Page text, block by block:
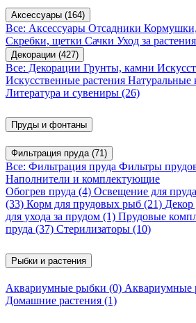
Аксессуары (164)
Все: Аксессуары Отсадники
Скребки, щетки Сачки Уход за
Декорации (427)
Все: Декорации Грунты, камни
Искусственные растения Натуральные
Литература и сувениры (26)
Пруды и фонтаны
Фильтрация пруда (71)
Все: Фильтрация пруда Фильтры
Наполнители и комплектующие
Обогрев пруда (4) Освещение для пруда
(33) Корм для прудовых рыб (21) Декор
для ухода за прудом (1) Прудовые
пруда (37) Стерилизаторы (10)
Рыбки и растения
Аквариумные рыбки (0) Аквариумные
Домашние растения (1)